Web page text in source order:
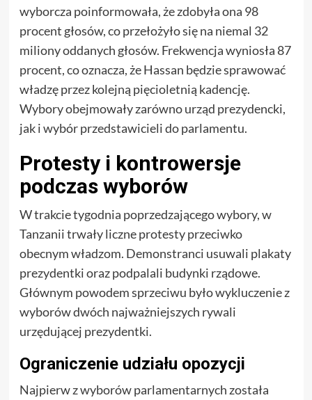
wyborcza poinformowała, że zdobyła ona 98
procent głosów, co przełożyło się na niemal 32
miliony oddanych głosów. Frekwencja wyniosła 87
procent, co oznacza, że Hassan będzie sprawować
władzę przez kolejną pięcioletnią kadencję.
Wybory obejmowały zarówno urząd prezydencki,
jak i wybór przedstawicieli do parlamentu.
Protesty i kontrowersje
podczas wyborów
W trakcie tygodnia poprzedzającego wybory, w
Tanzanii trwały liczne protesty przeciwko
obecnym władzom. Demonstranci usuwali plakaty
prezydentki oraz podpalali budynki rządowe.
Głównym powodem sprzeciwu było wykluczenie z
wyborów dwóch najważniejszych rywali
urzędującej prezydentki.
Ograniczenie udziału opozycji
Najpierw z wyborów parlamentarnych została